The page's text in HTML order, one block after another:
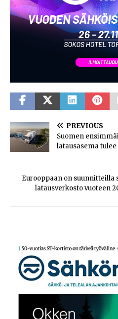
PREVIOUS
Suomen
latausasema
Eurooppaan on suunnitteilla
latausverkosto vuoteen